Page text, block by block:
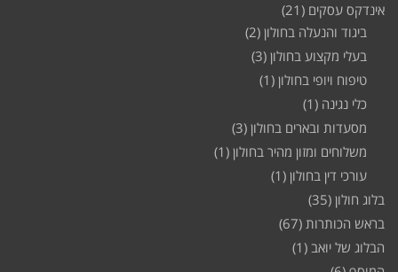
אינדקס עסקים (21)
ביגוד והנעלה בחולון (2)
בעלי מקצוע בחולון (3)
טיפוח ויופי בחולון (1)
כלי נגינה (1)
מסעדות ובארים בחולון (3)
משלוחים ומזון מהיר בחולון (1)
עורכי דין בחולון (1)
בלוג חולון (35)
בראש הכותרות (67)
הבלוג של יואב (1)